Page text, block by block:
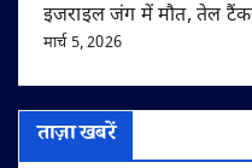
इजराइल जंग में मौत, तेल
मार्च 5, 2026
ताज़ा खबरें